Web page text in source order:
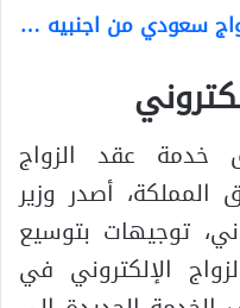
سعودي من اجنبيه …
خدمة عقد الزواج
أصدر وزير
توجيهات بتوسيع
الإلكتروني في